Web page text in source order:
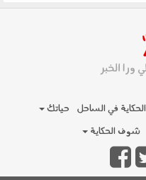
الحكاية في الساحل
حياتك
شوف الحكاية